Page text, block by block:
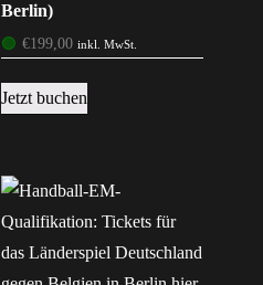
Berlin)
🟢 €199,00 inkl. MwSt.
Jetzt buchen